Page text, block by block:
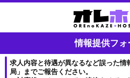
情報提供フォ
求人内容と待遇が異なるなど誤った情
局」までご報告ください。